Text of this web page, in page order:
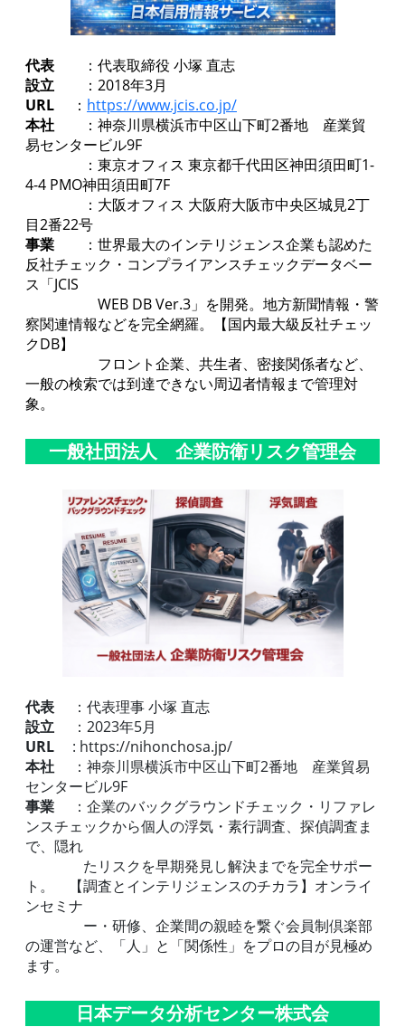
代表 ：代表取締役 小塚 直志
設立 ：2018年3月
URL ： https://www.jcis.co.jp/
本社 ：神奈川県横浜市中区山下町2番地 産業貿
易センタービル9F
：東京オフィス 東京都千代田区神田須田町1-
4-4 PMO神田須田町7F
：大阪オフィス 大阪府大阪市中央区城見2丁
目2番22号
事業 ：世界最大のインテリジェンス企業も認めた
反社チェック・コンプライアンスチェックデータベー
ス「JCIS
WEB DB Ver.3」を開発。地方新聞情報・警
察関連情報などを完全網羅。【国内最大級反社チェッ
クDB】
フロント企業、共生者、密接関係者など、
一般の検索では到達できない周辺者情報まで管理対
象。
一般社団法人 企業防衛リスク管理会
代表 ：代表理事 小塚 直志
設立 ：2023年5月
URL : https://nihonchosa.jp/
本社 ：神奈川県横浜市中区山下町2番地 産業貿易
センタービル9F
事業 ：企業のバックグラウンドチェック・リファレ
ンスチェックから個人の浮気・素行調査、探偵調査ま
で、隠れ
たリスクを早期発見し解決までを完全サポー
ト。 【調査とインテリジェンスのチカラ】オンライ
ンセミナ
ー・研修、企業間の親睦を繋ぐ会員制倶楽部
の運営など、「人」と「関係性」をプロの目が見極め
ます。
日本データ分析センター株式会